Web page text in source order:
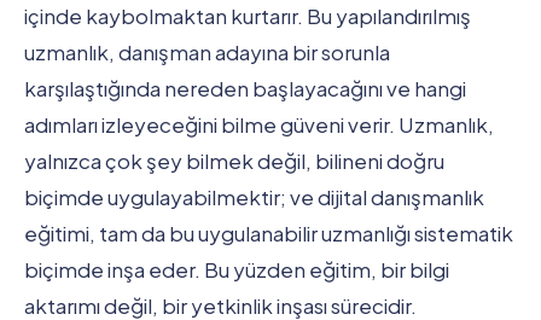
içinde kaybolmaktan kurtarır. Bu yapılandırılmış
uzmanlık, danışman adayına bir sorunla
karşılaştığında nereden başlayacağını ve hangi
adımları izleyeceğini bilme güveni verir. Uzmanlık,
yalnızca çok şey bilmek değil, bilineni doğru
biçimde uygulayabilmektir; ve dijital danışmanlık
eğitimi, tam da bu uygulanabilir uzmanlığı sistematik
biçimde inşa eder. Bu yüzden eğitim, bir bilgi
aktarımı değil, bir yetkinlik inşası sürecidir.